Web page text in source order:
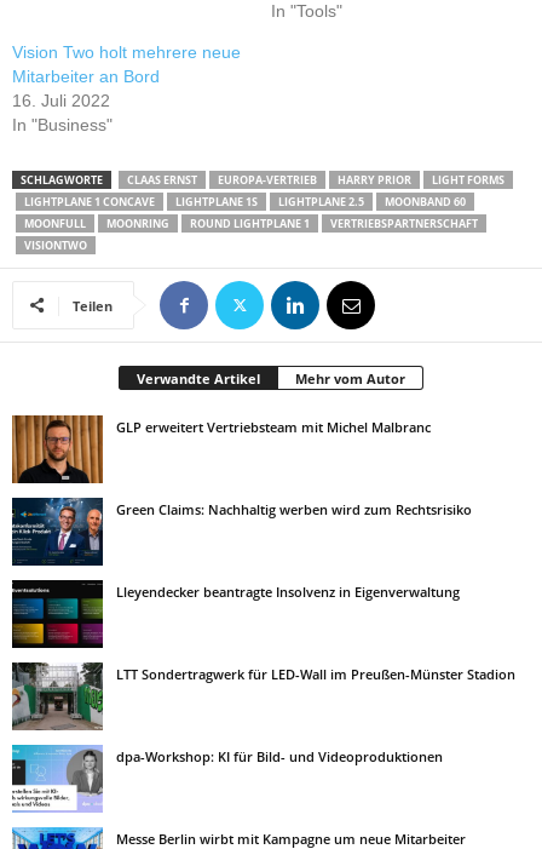
In "Tools"
Vision Two holt mehrere neue
Mitarbeiter an Bord
16. Juli 2022
In "Business"
SCHLAGWORTE CLAAS ERNST EUROPA-VERTRIEB HARRY PRIOR
LIGHT FORMS
LIGHTPLANE 1 CONCAVE
LIGHTPLANE 1S LIGHTPLANE 2.5
MOONBAND 60
MOONFULL
MOONRING ROUND LIGHTPLANE 1
VERTRIEBSPARTNERSCHAFT
VISIONTWO
Teilen
Verwandte Artikel Mehr vom Autor
GLP erweitert Vertriebsteam mit Michel Malbranc
Green Claims: Nachhaltig werben wird zum Rechtsrisiko
Lleyendecker beantragte Insolvenz in Eigenverwaltung
LTT Sondertragwerk für LED-Wall im Preußen-Münster Stadion
dpa-Workshop: KI für Bild- und Videoproduktionen
Messe Berlin wirbt mit Kampagne um neue Mitarbeiter